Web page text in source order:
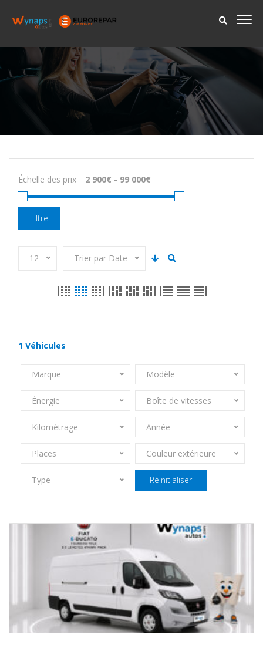
Échelle des prix
Filtre
12 Trier par Date
1 Véhicules
Marque Modèle
Énergie Boîte de vitesses
Kilométrage Année
Places Couleur extérieure
Type Réinitialiser